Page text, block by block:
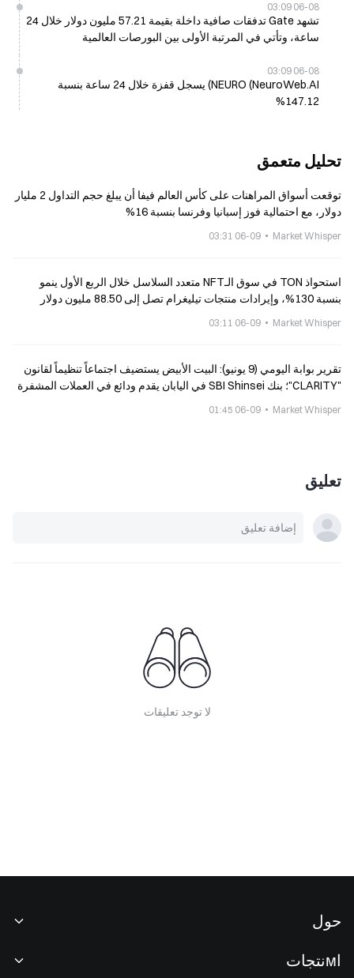
06-08 03:09
تشهد Gate تدفقات صافية داخلة بقيمة 57.21 مليون دولار خلال 24
ساعة، وتأتي في المرتبة الأولى بين البورصات العالمية
06-08 03:09
NEURO (NeuroWeb.AI) يسجل قفزة خلال 24 ساعة بنسبة
147.12%
تحليل متعمق
توقعت أسواق المراهنات على كأس العالم فيفا أن يبلغ حجم التداول 2 مليار
دولار، مع احتمالية فوز إسبانيا وفرنسا بنسبة 16%
Market Whisper
06-09 03:31
استحواذ TON في سوق الـNFT متعدد السلاسل خلال الربع الأول ينمو
بنسبة 130%، وإيرادات منتجات تيليغرام تصل إلى 88.50 مليون دولار
Market Whisper
06-09 03:11
تقرير بوابة اليومي (9 يونيو): البيت الأبيض يستضيف اجتماعاً تنظيماً لقانون
"CLARITY"؛ بنك SBI Shinsei في اليابان يقدم ودائع في العملات المشفرة
Market Whisper
06-09 01:45
تعليق
لا توجد تعليقات
حول
اмنتجات